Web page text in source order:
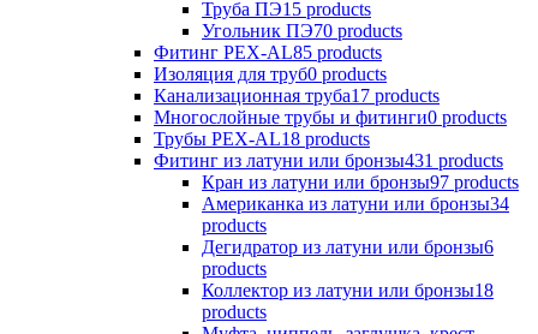
Труба ПЭ15 products
Угольник ПЭ70 products
Фитинг PEX-AL85 products
Изоляция для труб0 products
Канализационная труба17 products
Многослойные трубы и фитинги0 products
Трубы PEX-AL18 products
Фитинг из латуни или бронзы431 products
Кран из латуни или бронзы97 products
Американка из латуни или бронзы34
products
Дегидратор из латуни или бронзы6
products
Коллектор из латуни или бронзы18
products